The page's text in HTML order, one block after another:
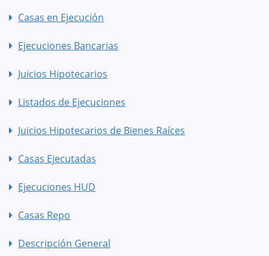
Casas en Ejecución
Ejecuciones Bancarias
Juicios Hipotecarios
Listados de Ejecuciones
Juicios Hipotecarios de Bienes Raíces
Casas Ejecutadas
Ejecuciones HUD
Casas Repo
Descripción General